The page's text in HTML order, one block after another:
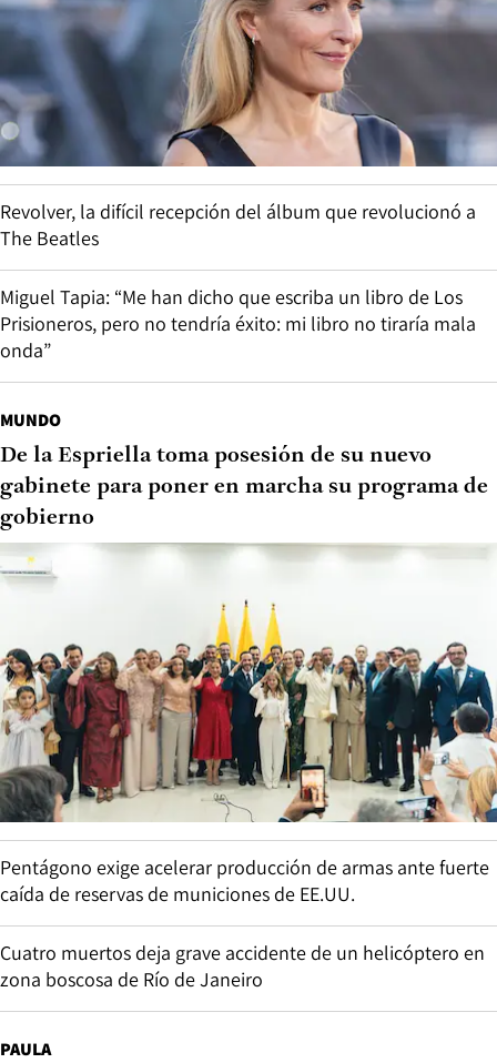
Revolver, la difícil recepción del álbum que revolucionó a
The Beatles
Miguel Tapia: “Me han dicho que escriba un libro de Los
Prisioneros, pero no tendría éxito: mi libro no tiraría mala
onda”
MUNDO
De la Espriella toma posesión de su nuevo
gabinete para poner en marcha su programa de
gobierno
Pentágono exige acelerar producción de armas ante fuerte
caída de reservas de municiones de EE.UU.
Cuatro muertos deja grave accidente de un helicóptero en
zona boscosa de Río de Janeiro
PAULA